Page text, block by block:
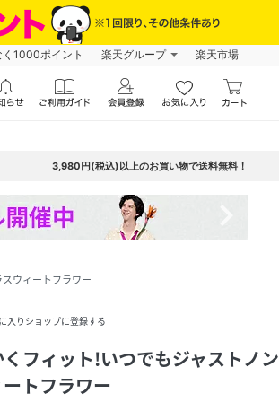
1000ポイント 楽天グループ 楽天市場
3,980円(税込)以上のお買い物で送料無料！
ウィートフラワー
入りショップに登録する
フィット!いつでもジャストノン
トフラワー